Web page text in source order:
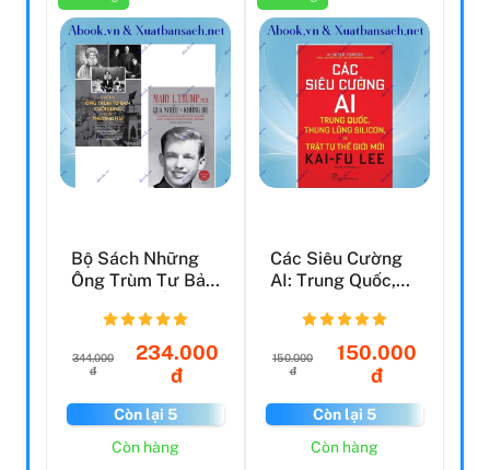
Bộ Sách Những
Ông Trùm Tư Bản
Thượng H...
344.000
đ
234.000
đ
Còn lại 5
Còn hàng
Các Siêu Cường
AI: Trung Quốc,
Silicon,...
150.000
đ
150.000
đ
Còn lại 5
Còn hàng